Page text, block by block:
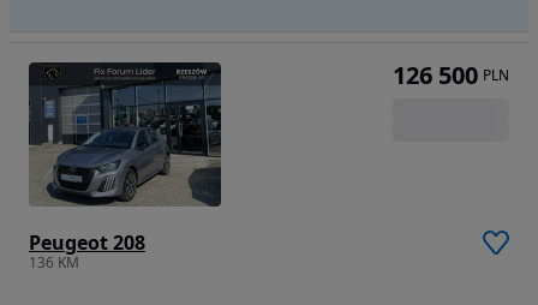
Peugeot 208
136 KM
126 500 PLN